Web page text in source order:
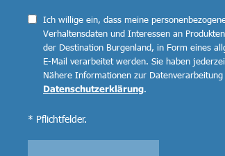
Ich willige ein, dass meine
Verhaltensdaten und Interessen an
der Destination Burgenland, in Form eines
E-Mail verarbeitet werden. Sie haben
Nähere Informationen zur
Datenschutzerklärung.
* Pflichtfelder.